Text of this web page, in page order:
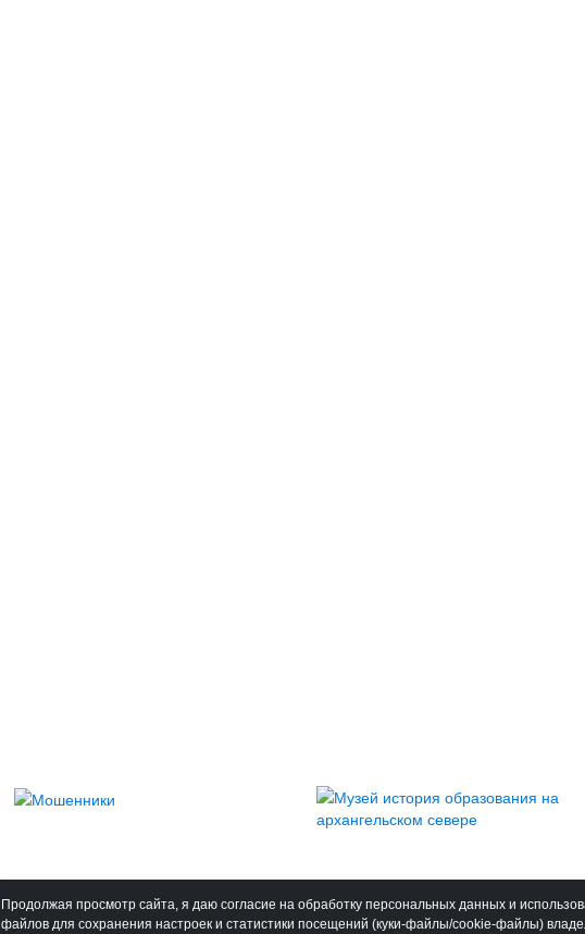
Продолжая просмотр сайта, я даю согласие на обработку персональных данных и
файлов для сохранения настроек и статистики посещений (куки-файлы/cookie-файлы)